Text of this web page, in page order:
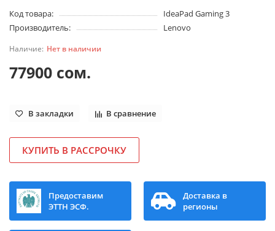
Код товара:
IdeaPad Gaming 3
Производитель:
Lenovo
Нет в наличии
77900 сом.
В закладки В сравнение
КУПИТЬ В РАССРОЧКУ
Предоставим
ЭТТН ЭСФ.
Доставка в
регионы